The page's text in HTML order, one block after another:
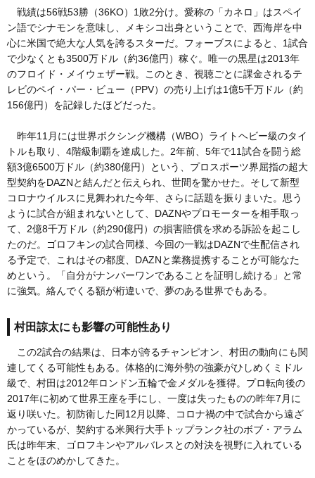
戦績は56戦53勝（36KO）1敗2分け。愛称の「カネロ」はスペイ
ン語でシナモンを意味し、メキシコ出身ということで、西海岸を中
心に米国で絶大な人気を誇るスターだ。フォーブスによると、1試合
で少なくとも3500万ドル（約36億円）稼ぐ。唯一の黒星は2013年
のフロイド・メイウェザー戦。このとき、視聴ごとに課金されるテ
レビのペイ・パー・ビュー（PPV）の売り上げは1億5千万ドル（約
156億円）を記録したほどだった。
昨年11月には世界ボクシング機構（WBO）ライトヘビー級のタイ
トルも取り、4階級制覇を達成した。2年前、5年で11試合を闘う総
額3億6500万ドル（約380億円）という、プロスポーツ界屈指の超大
型契約をDAZNと結んだと伝えられ、世間を驚かせた。そして新型
コロナウイルスに見舞われた今年、さらに話題を振りまいた。思う
ように試合が組まれないとして、DAZNやプロモーターを相手取っ
て、2億8千万ドル（約290億円）の損害賠償を求める訴訟を起こし
たのだ。ゴロフキンの試合同様、今回の一戦はDAZNで生配信され
る予定で、これはその都度、DAZNと業務提携することが可能なた
めという。「自分がナンバーワンであることを証明し続ける」と常
に強気。絡んでくる額が桁違いで、夢のある世界でもある。
村田諒太にも影響の可能性あり
この2試合の結果は、日本が誇るチャンピオン、村田の動向にも関
連してくる可能性もある。体格的に海外勢の強豪がひしめくミドル
級で、村田は2012年ロンドン五輪で金メダルを獲得。プロ転向後の
2017年に初めて世界王座を手にし、一度は失ったものの昨年7月に
返り咲いた。初防衛した同12月以降、コロナ禍の中で試合から遠ざ
かっているが、契約する米興行大手トップランク社のボブ・アラム
氏は昨年末、ゴロフキンやアルバレスとの対決を視野に入れている
ことをほのめかしてきた。